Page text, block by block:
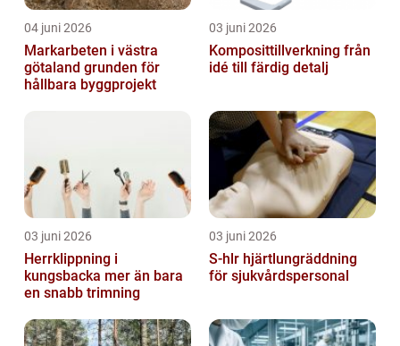
04 juni 2026
Markarbeten i västra
götaland grunden för
hållbara byggprojekt
03 juni 2026
Komposittillverkning från
idé till färdig detalj
03 juni 2026
Herrklippning i
kungsbacka mer än bara
en snabb trimning
03 juni 2026
S-hlr hjärtlungräddning
för sjukvårdspersonal